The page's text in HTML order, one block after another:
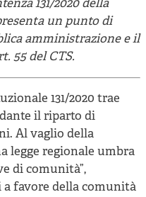
131/2020 della
un punto di
amministrazione e il
55 del CTS.
131/2020 trae
il riparto di
Al vaglio della
legge regionale umbra
di comunità”,
favore della comunità